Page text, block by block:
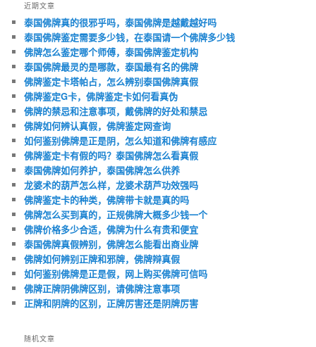
近期文章
泰国佛牌真的很邪乎吗，泰国佛牌是越戴越好吗
泰国佛牌鉴定需要多少钱，在泰国请一个佛牌多少钱
佛牌怎么鉴定哪个师傅，泰国佛牌鉴定机构
泰国佛牌最灵的是哪款，泰国最有名的佛牌
佛牌鉴定卡塔帕占，怎么辨别泰国佛牌真假
佛牌鉴定G卡，佛牌鉴定卡如何看真伪
佛牌的禁忌和注意事项，戴佛牌的好处和禁忌
佛牌如何辨认真假，佛牌鉴定网查询
如何鉴别佛牌是正是阴，怎么知道和佛牌有感应
佛牌鉴定卡有假的吗？泰国佛牌怎么看真假
泰国佛牌如何养护，泰国佛牌怎么供养
龙婆术的葫芦怎么样，龙婆术葫芦功效强吗
佛牌鉴定卡的种类，佛牌带卡就是真的吗
佛牌怎么买到真的，正规佛牌大概多少钱一个
佛牌价格多少合适，佛牌为什么有贵和便宜
泰国佛牌真假辨别，佛牌怎么能看出商业牌
佛牌如何辨别正牌和邪牌，佛牌辩真假
如何鉴别佛牌是正是假，网上购买佛牌可信吗
佛牌正牌阴佛牌区别，请佛牌注意事项
正牌和阴牌的区别，正牌厉害还是阴牌厉害
随机文章